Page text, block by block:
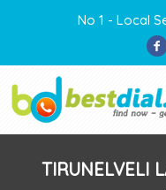
No 1 - Local
TIRUNELVELI